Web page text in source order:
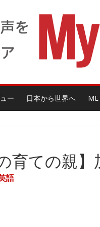
ー 日本から世界へ
育ての親
語